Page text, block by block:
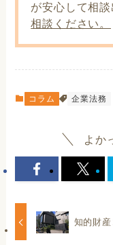
が安心して相談
相談ください。
コラム 企業法務
よか
知的財